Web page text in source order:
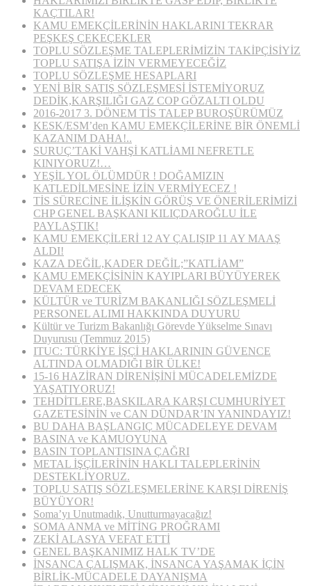
KAÇTILAR!
KAMU EMEKÇİLERİNİN HAKLARINI TEKRAR
PEŞKEŞ ÇEKEÇEKLER
TOPLU SÖZLEŞME TALEPLERİMİZİN TAKİPÇİSİYİZ
TOPLU SATIŞA İZİN VERMEYECEĞİZ
TOPLU SÖZLEŞME HESAPLARI
YENİ BİR SATIŞ SÖZLEŞMESİ İSTEMİYORUZ
DEDİK,KARŞILIĞI GAZ COP GÖZALTI OLDU
2016-2017 3. DÖNEM TİS TALEP BUROŞÜRÜMÜZ
KESK/ESM’den KAMU EMEKÇİLERİNE BİR ÖNEMLİ
KAZANIM DAHA!..
SURUÇ’TAKİ VAHŞİ KATLİAMI NEFRETLE
KINIYORUZ!…
YEŞİL YOL ÖLÜMDÜR ! DOĞAMIZIN
KATLEDİLMESİNE İZİN VERMİYECEZ !
TİS SÜRECİNE İLİŞKİN GÖRÜŞ VE ÖNERİLERİMİZİ
CHP GENEL BAŞKANI KILIÇDAROĞLU İLE
PAYLAŞTIK!
KAMU EMEKÇİLERİ 12 AY ÇALIŞIP 11 AY MAAŞ
ALDI!
KAZA DEĞİL,KADER DEĞİL;”KATLİAM”
KAMU EMEKÇİSİNİN KAYIPLARI BÜYÜYEREK
DEVAM EDECEK
KÜLTÜR ve TURİZM BAKANLIĞI SÖZLEŞMELİ
PERSONEL ALIMI HAKKINDA DUYURU
Kültür ve Turizm Bakanlığı Görevde Yükselme Sınavı
Duyurusu (Temmuz 2015)
ITUC: TÜRKİYE İŞÇİ HAKLARININ GÜVENCE
ALTINDA OLMADIĞI BİR ÜLKE!
15-16 HAZİRAN DİRENİŞİNİ MÜCADELEMİZDE
YAŞATIYORUZ!
TEHDİTLERE,BASKILARA KARŞI CUMHURİYET
GAZETESİNİN ve CAN DÜNDAR’IN YANINDAYIZ!
BU DAHA BAŞLANGIÇ MÜCADELEYE DEVAM
BASINA ve KAMUOYUNA
BASIN TOPLANTISINA ÇAĞRI
METAL İŞÇİLERİNİN HAKLI TALEPLERİNİN
DESTEKLİYORUZ.
TOPLU SATIŞ SÖZLEŞMELERİNE KARŞI DİRENİŞ
BÜYÜYOR!
Soma’yı Unutmadık, Unutturmayacağız!
SOMA ANMA ve MİTİNG PROĞRAMI
ZEKİ ALASYA VEFAT ETTİ
GENEL BAŞKANIMIZ HALK TV’DE
İNSANCA ÇALIŞMAK, İNSANCA YAŞAMAK İÇİN
BİRLİK-MÜCADELE DAYANIŞMA